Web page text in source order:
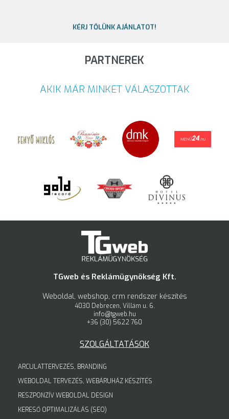
KÉRJ TŐLÜNK AJÁNLATOT!
PARTNEREK
AKIK MÁR MINKET VÁLASZOTTAK
TGweb és Reklámügynökség Kft.
Weboldal, webshop, crm rendszer készítés
4030 Debrecen, Villám u. 6.
info@tgweb.hu
+36 (30) 5622 760
SZOLGÁLTATÁSOK
ARCULATTERVEZÉS, BRANDING
WEBOLDAL TERVEZÉS, WEBÁRUHÁZ KÉSZÍTÉS
RESZPONZÍV WEBOLDAL DESIGN
KERESŐ OPTIMALIZÁLÁS (SEO)